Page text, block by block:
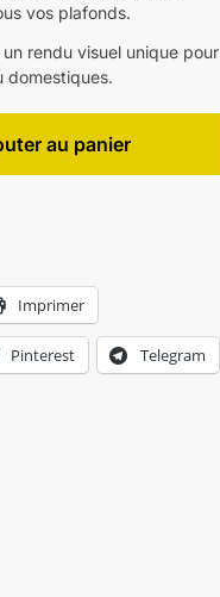
vos plafonds.
rendu visuel unique pour
domestiques.
au panier
Imprimer
Pinterest Telegram